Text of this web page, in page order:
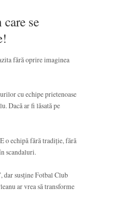
se
fără oprire imaginea
cu echipe prietenoase
Dacă ar fi lăsată pe
o echipă fără tradiție, fără
scandaluri.
dar susține Fotbal Club
ar vrea să transforme